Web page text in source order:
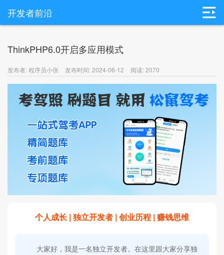
开发者前沿
ThinkPHP6.0开启多应用模式
发布者: 程序员小张 发布时间: 2024-06-12 阅读: 2070
个人成长 | 独立开发者 | 创业历程 | 赚钱思维
大家好，我是一名独立开发者。在这里跟大家分享独